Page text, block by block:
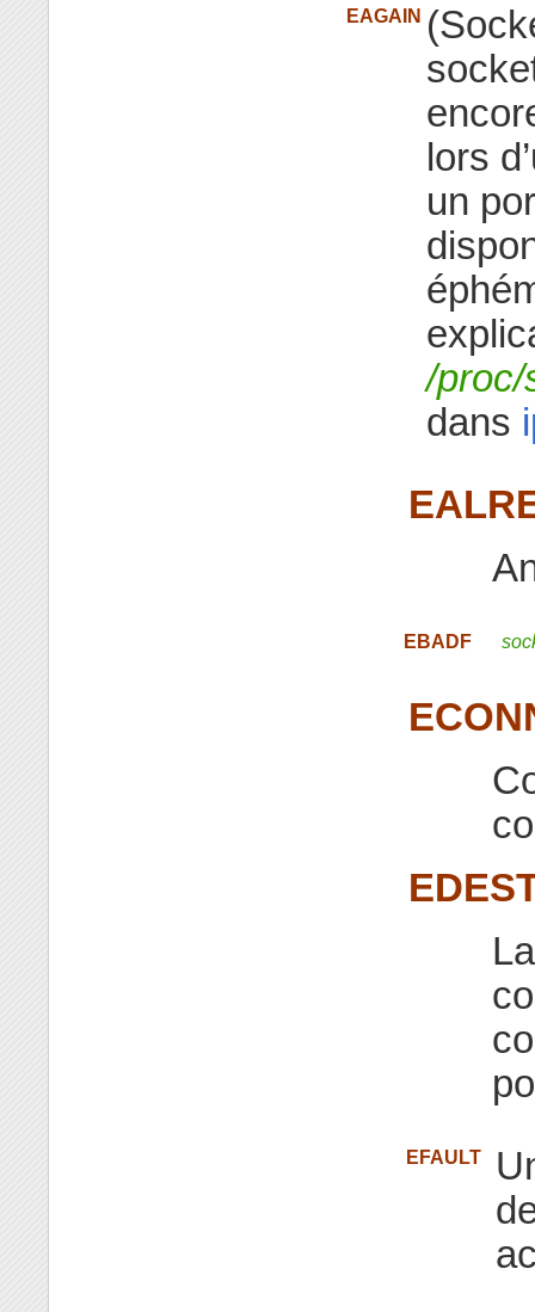
EAGAIN
lors
un
/proc/
dans
EBADF
EFAULT